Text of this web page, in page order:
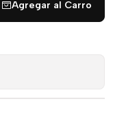
Agregar al Carro